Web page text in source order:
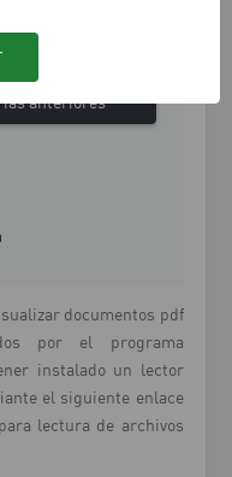
anteriores
documentos pdf
por el programa
instalado un lector
el siguiente enlace
lectura de archivos